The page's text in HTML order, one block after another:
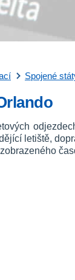
Spojené
letiště,